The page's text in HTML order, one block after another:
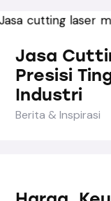
Jasa
Presisi
Industri
Berita & Inspirasi